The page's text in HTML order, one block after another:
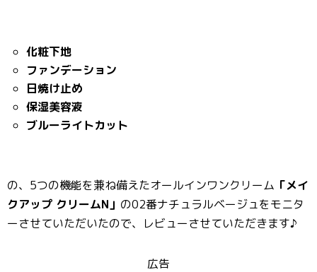
化粧下地
ファンデーション
日焼け止め
保湿美容液
ブルーライトカット
の、5つの機能を兼ね備えたオールインワンクリーム 「メイ
クアップ クリームN」 の02番ナチュラルベージュをモニタ
ーさせていただいたので、レビューさせていただきます♪
広告